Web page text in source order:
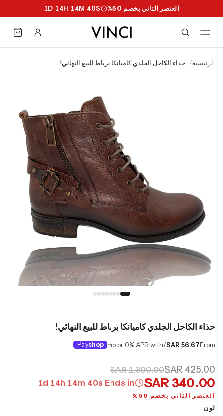
العنصر الثاني بخصم 50% 1D 14H 14M 39S
الرئيسية/ حذاء الكاحل الجلدي كاميانكا برباط للبيع النهائي!
حذاء الكاحل الجلدي كاميانكا برباط للبيع النهائي!
From
SAR 56.67
/mo or 0% APR with
shop
Pay
SAR 425.00
SAR 1,300.00
SAR 340.00
Ends in
1d14h 14m 39s
العنصر الثاني بخصم 50%
لون